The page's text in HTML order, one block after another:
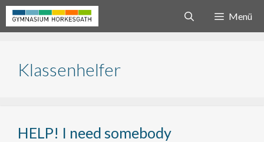
Zum
Inhalt
Menü
Klassenhelfer
HELP! I need somebody